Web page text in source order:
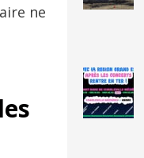
ne